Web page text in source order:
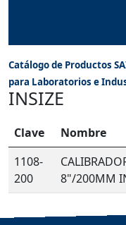
Catálogo de Productos
para Laboratorios e
INSIZE
Clave Nombre
1108-
200
8"/200MM